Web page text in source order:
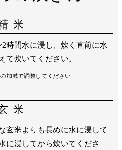
米
時間水に浸し、炊く直前に水
て炊いてください。
加減で調整してください
米
玄米よりも長めに水に浸して
に浸してから炊いてくださ